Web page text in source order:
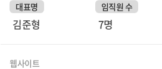
대표명
김준형
임직원 수
7명
웹사이트